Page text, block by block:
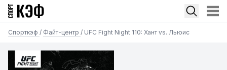
Спорткэф / Файт-центр / UFC Fight Night 110: Хант vs. Льюис